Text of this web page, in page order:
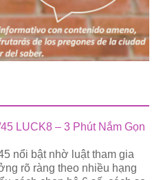
LUCK8 – 3 Phút Nắm Gọn
nổi bật nhờ luật tham gia
rõ ràng theo nhiều hạng